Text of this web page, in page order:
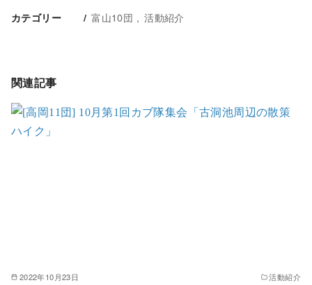
カテゴリー 富山10団 活動紹介
関連記事
2022年10月23日 活動紹介